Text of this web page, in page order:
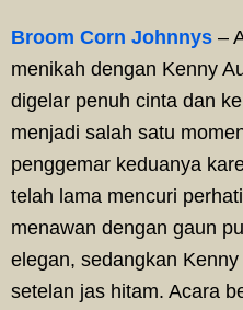
Broom Corn Johnnys –
menikah dengan Kenny
digelar penuh cinta dan
menjadi salah satu
penggemar keduanya
telah lama mencuri
menawan dengan gaun
elegan, sedangkan
setelan jas hitam. Acara